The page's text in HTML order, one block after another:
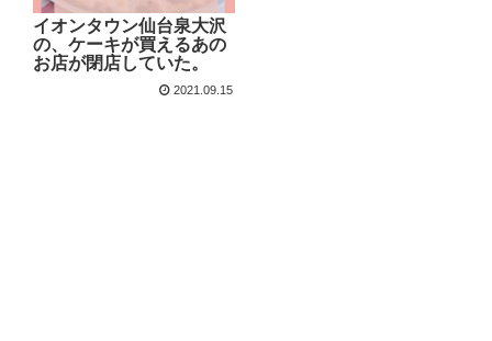
イオンタウン仙台泉大沢
の、ケーキが買えるあの
お店が閉店していた。
2021.09.15